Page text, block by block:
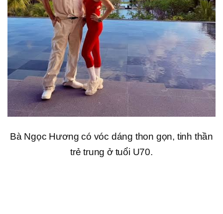
Bà Ngọc Hương có vóc dáng thon gọn, tinh thần
trẻ trung ở tuổi U70.